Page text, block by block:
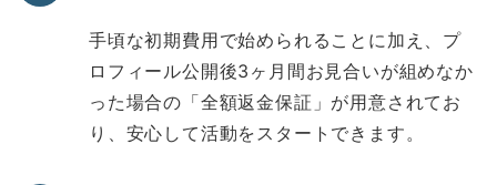
手頃な初期費用で始められることに加え、プ
ロフィール公開後3ヶ月間お見合いが組めなか
った場合の「全額返金保証」が用意されてお
り、安心して活動をスタートできます。